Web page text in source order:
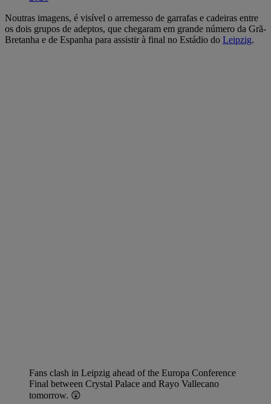
Noutras imagens, é visível o arremesso de garrafas e cadeiras entre
os dois grupos de adeptos, que chegaram em grande número da Grã-
Bretanha e de Espanha para assistir à final no Estádio do Leipzig.
Fans clash in Leipzig ahead of the Europa Conference
Final between Crystal Palace and Rayo Vallecano
tomorrow. 😲